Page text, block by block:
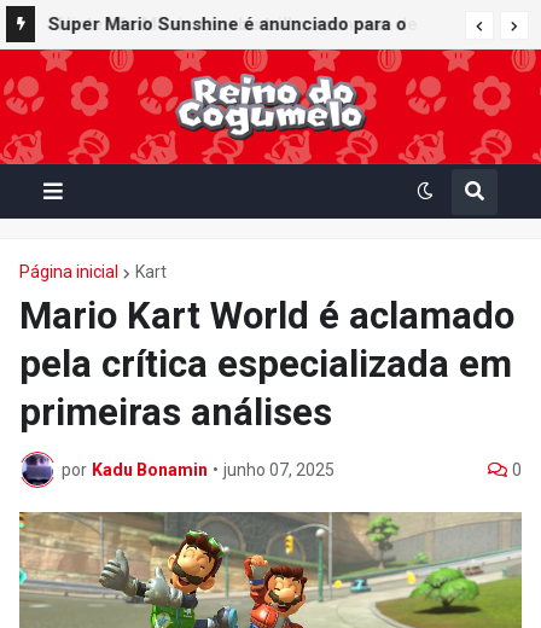
Super Mario Sunshine é anunciado para o
Nintendo GameCube - Nintendo Classics do
Nintendo Switch Online
Página inicial Kart
Mario Kart World é aclamado
pela crítica especializada em
primeiras análises
por Kadu Bonamin • junho 07, 2025 0